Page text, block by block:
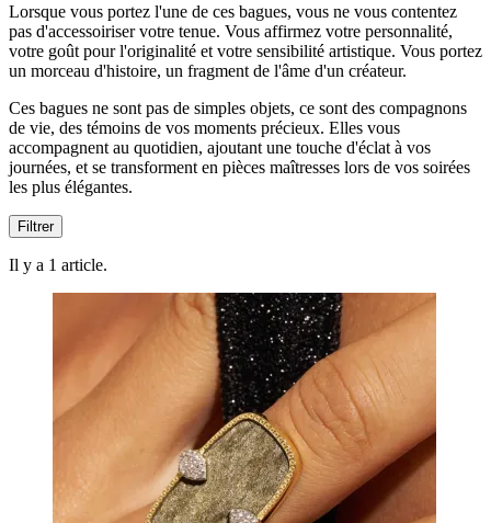
Lorsque vous portez l'une de ces bagues, vous ne vous contentez
pas d'accessoiriser votre tenue. Vous affirmez votre personnalité,
votre goût pour l'originalité et votre sensibilité artistique. Vous portez
un morceau d'histoire, un fragment de l'âme d'un créateur.
Ces bagues ne sont pas de simples objets, ce sont des compagnons
de vie, des témoins de vos moments précieux. Elles vous
accompagnent au quotidien, ajoutant une touche d'éclat à vos
journées, et se transforment en pièces maîtresses lors de vos soirées
les plus élégantes.
Filtrer
Il y a 1 article.